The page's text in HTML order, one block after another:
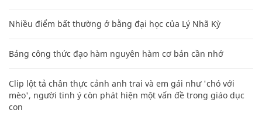
Nhiều điểm bất thường ở bằng đại học của Lý Nhã Kỳ
Bảng công thức đạo hàm nguyên hàm cơ bản cần nhớ
Clip lột tả chân thực cảnh anh trai và em gái như 'chó với
mèo', người tinh ý còn phát hiện một vấn đề trong giáo dục
con